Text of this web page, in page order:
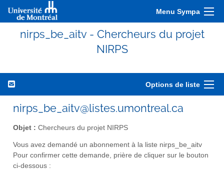
Menu Sympa
nirps_be_aitv - Chercheurs du projet
NIRPS
Options de liste
nirps_be_aitv@listes.umontreal.ca
Objet : Chercheurs du projet NIRPS
Vous avez demandé un abonnement à la liste nirps_be_aitv
Pour confirmer cette demande, prière de cliquer sur le bouton
ci-dessous :